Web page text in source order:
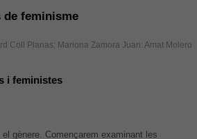
de feminisme
Coll Planas; Mariona Zamora Juan: Amat Molero
i feministes
gènere. Començarem examinant les